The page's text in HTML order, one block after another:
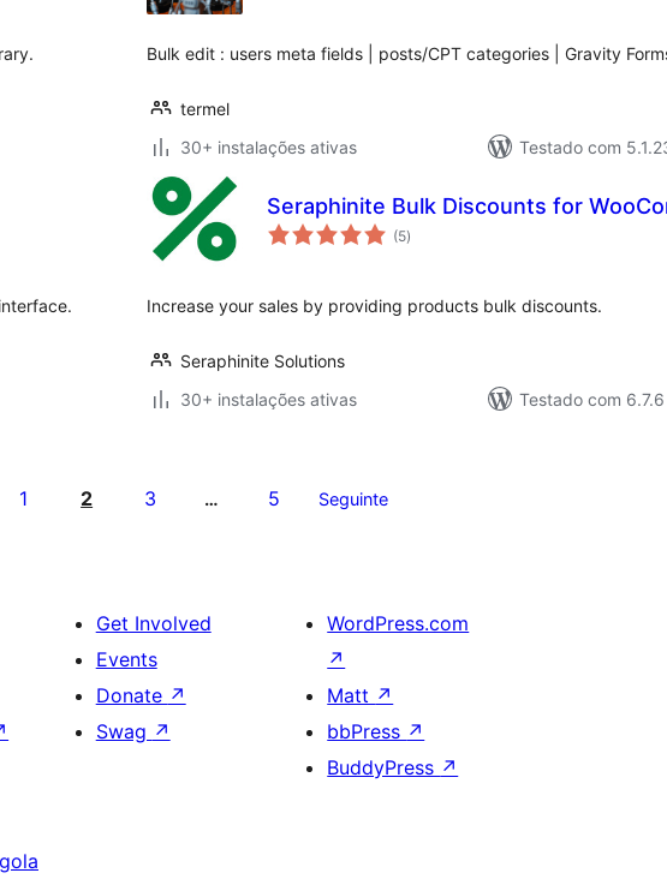
Bulk edit : users meta fields | posts/CPT categories | Gravity
termel
30+ instalações ativas
Testado com
Seraphinite Bulk Discounts for
(5avaliações
totais
)
Increase your sales by providing products bulk discounts.
Seraphinite Solutions
30+ instalações ativas
Testado com 6.7.6
1 2 3 … 5 Seguinte
Get Involved
Events
Donate ↗
Swag ↗
WordPress.com
↗
Matt ↗
bbPress ↗
BuddyPress ↗